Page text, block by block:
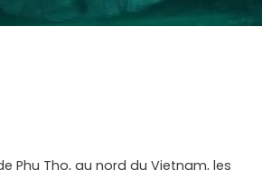
Phu Tho, au nord du Vietnam, les